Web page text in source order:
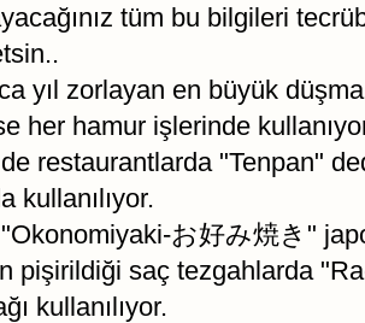
tüm bu bilgileri
yıl zorlayan en büyük
her hamur işlerinde
restaurantlarda "Tenpan"
kullanılıyor.
お好み焼き"
pişirildiği saç tezgahlarda
kullanılıyor.